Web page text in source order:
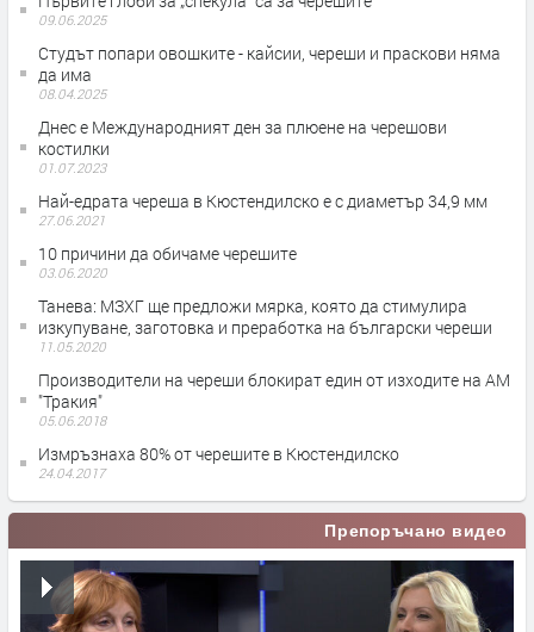
09.06.2025
Студът попари овошките - кайсии, череши и праскови няма
да има
08.04.2025
Днес е Международният ден за плюене на черешови
костилки
01.07.2023
Най-едрата череша в Кюстендилско е с диаметър 34,9 мм
27.06.2021
10 причини да обичаме черешите
03.06.2020
Танева: МЗХГ ще предложи мярка, която да стимулира
изкупуване, заготовка и преработка на български череши
11.05.2020
Производители на череши блокират един от изходите на АМ
"Тракия"
05.06.2018
Измръзнаха 80% от черешите в Кюстендилско
24.04.2017
Препоръчано видео